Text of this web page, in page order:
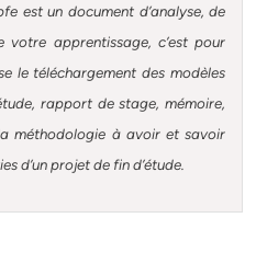
est un document d’analyse, de
votre apprentissage, c’est pour
le téléchargement des modèles
rapport de stage, mémoire,
méthodologie à avoir et savoir
d’un projet de fin d’étude